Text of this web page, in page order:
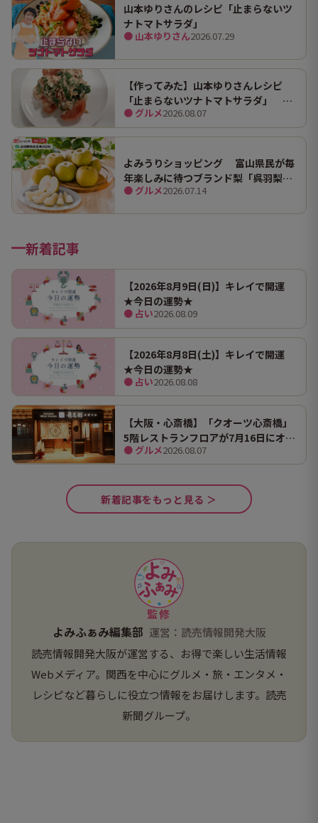
山本ゆりさんのレシピ「止まらないツ
ナトマトサラダ」
● 山本ゆりさん2026.07.29
【作ってみた】山本ゆりさんレシピ
「止まらないツナトマトサラダ」 ホ
ンマにうますぎて止まらん
● グルメ2026.08.07
よみうりショッピング 富山県民が毎
年楽しみに待つブランド梨「呉羽梨
（幸水）」限定100箱を特別販売！
● グルメ2026.07.14
新着記事
【2026年8月9日(日)】キレイで開運
★今日の運勢★
● 占い2026.08.09
【2026年8月8日(土)】キレイで開運
★今日の運勢★
● 占い2026.08.08
【大阪・心斎橋】「クオーツ心斎橋」
5階レストランフロアが7月16日にオー
プン！ 全国初・関西初出店を含む多彩
な9店舗
● グルメ2026.08.07
新着記事をもっと見る ＞
監修
よみふぁみ編集部 運営：読売情報開発大阪
読売情報開発大阪が運営する、お得で楽しい生活情報
Webメディア。関西を中心にグルメ・旅・エンタメ・
レシピなど暮らしに役立つ情報をお届けします。読売
新聞グループ。